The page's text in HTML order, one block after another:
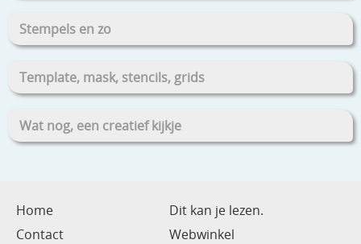
Stempels en zo
Template, mask, stencils, grids
Wat nog, een creatief kijkje
Home
Dit kan je lezen.
Contact
Webwinkel